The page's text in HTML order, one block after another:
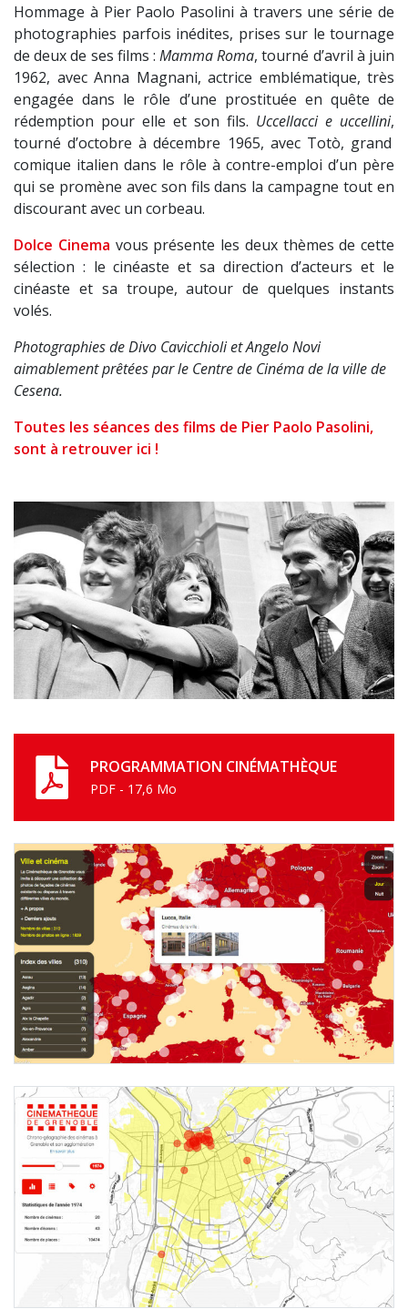
Hommage à Pier Paolo Pasolini à travers une série de
photographies parfois inédites, prises sur le tournage
de deuxde ses films : Mamma Roma, tourné d’avril à juin
1962, avec Anna Magnani, actrice emblématique, très
engagée dans le rôle d’une prostituée en quête de
rédemption pour elle et son fils. Uccellacci e uccellini,
tourné d’octobre à décembre 1965, avec Totò, grand
comique italien dans le rôle à contre-emploi d’un père
qui se promène avec son fils dans la campagne tout en
discourant avec un corbeau.
Dolce Cinema vous présente les deux thèmes de cette
sélection : le cinéaste et sa direction d’acteurs et le
cinéaste et sa troupe, autour de quelques instants
volés.
Photographies de Divo Cavicchioli et Angelo Novi
aimablement prêtées par le Centre de Cinéma de la ville de
Cesena.
Toutes les séances des films de Pier Paolo Pasolini,
sont à retrouver ici !
PROGRAMMATION CINÉMATHÈQUE
PDF - 17,6 Mo